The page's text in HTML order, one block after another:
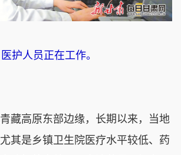
医护人员正在工作。
高原东部边缘，长期以来，当地
其是乡镇卫生院医疗水平较低、药